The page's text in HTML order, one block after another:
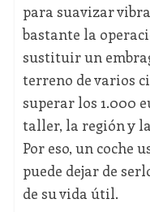
para suavizar
bastante la
sustituir un
terreno de varios
superar los 1.000
taller, la región y
Por eso, un coche
puede dejar de
de su vida útil.